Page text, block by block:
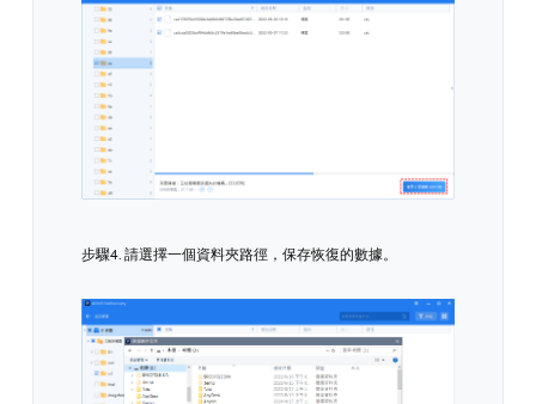
步驟4. 請選擇一個資料夾路徑，保存恢復的數據。